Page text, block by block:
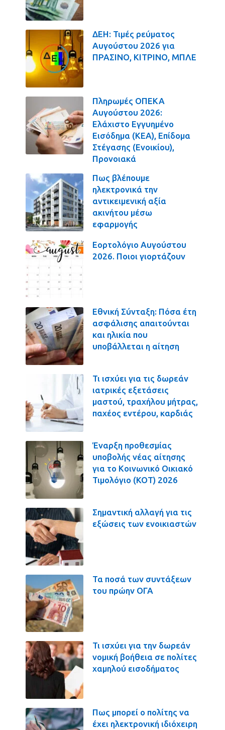
ΔΕΗ: Τιμές ρεύματος
Αυγούστου 2026 για
ΠΡΑΣΙΝΟ, ΚΙΤΡΙΝΟ, ΜΠΛΕ
Πληρωμές ΟΠΕΚΑ
Αυγούστου 2026:
Ελάχιστο Εγγυημένο
Εισόδημα (ΚΕΑ), Επίδομα
Στέγασης (Ενοικίου),
Προνοιακά
Πως βλέπουμε
ηλεκτρονικά την
αντικειμενική αξία
ακινήτου μέσω
εφαρμογής
Εορτολόγιο Αυγούστου
2026. Ποιοι γιορτάζουν
Εθνική Σύνταξη: Πόσα έτη
ασφάλισης απαιτούνται
και ηλικία που
υποβάλλεται η αίτηση
Τι ισχύει για τις δωρεάν
ιατρικές εξετάσεις
μαστού, τραχήλου μήτρας,
παχέος εντέρου, καρδιάς
Έναρξη προθεσμίας
υποβολής νέας αίτησης
για το Κοινωνικό Οικιακό
Τιμολόγιο (ΚΟΤ) 2026
Σημαντική αλλαγή για τις
εξώσεις των ενοικιαστών
Τα ποσά των συντάξεων
του πρώην ΟΓΑ
Τι ισχύει για την δωρεάν
νομική βοήθεια σε πολίτες
χαμηλού εισοδήματος
Πως μπορεί ο πολίτης να
έχει ηλεκτρονική ιδιόχειρη